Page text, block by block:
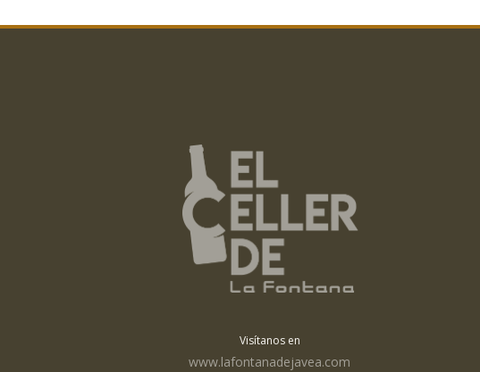
Visítanos en
www.lafontanadejavea.com